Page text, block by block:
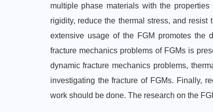
multiple phase materials with the
rigidity, reduce the thermal stress, and
extensive usage of the FGM promotes the
fracture mechanics problems of FGMs is
dynamic fracture mechanics problems,
investigating the fracture of FGMs. Finally,
work should be done. The research on the